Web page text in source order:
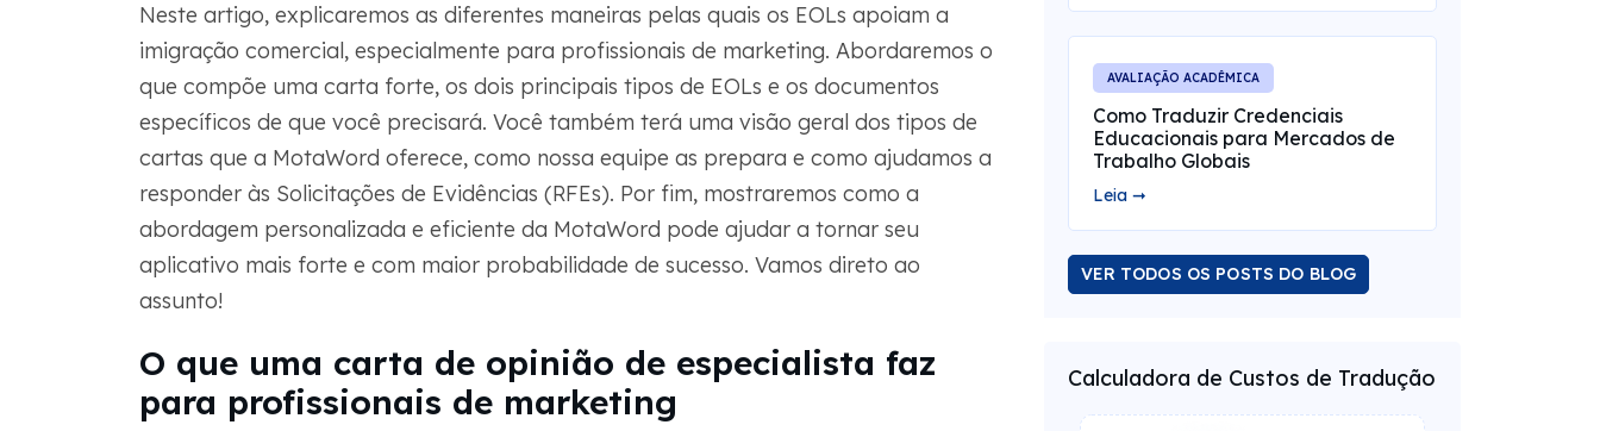
Neste artigo, explicaremos as diferentes maneiras pelas quais os EOLs apoiam a
imigração comercial, especialmente para profissionais de marketing. Abordaremos o
que compõe uma carta forte, os dois principais tipos de EOLs e os documentos
específicos de que você precisará. Você também terá uma visão geral dos tipos de
cartas que a MotaWord oferece, como nossa equipe as prepara e como ajudamos a
responder às Solicitações de Evidências (RFEs). Por fim, mostraremos como a
abordagem personalizada e eficiente da MotaWord pode ajudar a tornar seu
aplicativo mais forte e com maior probabilidade de sucesso. Vamos direto ao
assunto!
O que uma carta de opinião de especialista faz
para profissionais de marketing
AVALIAÇÃO ACADÊMICA
Como Traduzir Credenciais
Educacionais para Mercados de
Trabalho Globais
Leia ➞
VER TODOS OS POSTS DO BLOG
Calculadora de Custos de Tradução